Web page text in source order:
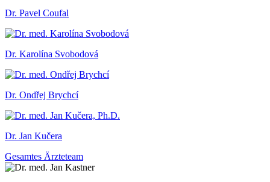
Dr. Pavel Coufal
Dr. Karolína Svobodová
Dr. Ondřej Brychcí
Dr. Jan Kučera
Gesamtes Ärzteteam